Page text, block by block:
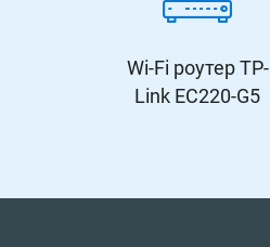
Wi-Fi роутер TP-
Link EC220-G5